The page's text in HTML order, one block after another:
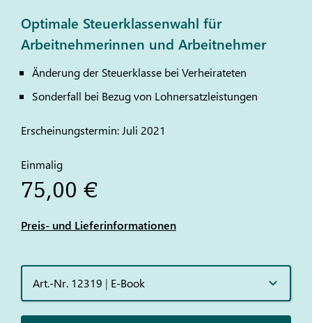
Optimale Steuerklassenwahl für
Arbeitnehmerinnen und Arbeitnehmer
Änderung der Steuerklasse bei Verheirateten
Sonderfall bei Bezug von Lohnersatzleistungen
Erscheinungstermin: Juli 2021
Einmalig
75,00 €
Preis- und Lieferinformationen
Art.-Nr. 12319 | E-Book